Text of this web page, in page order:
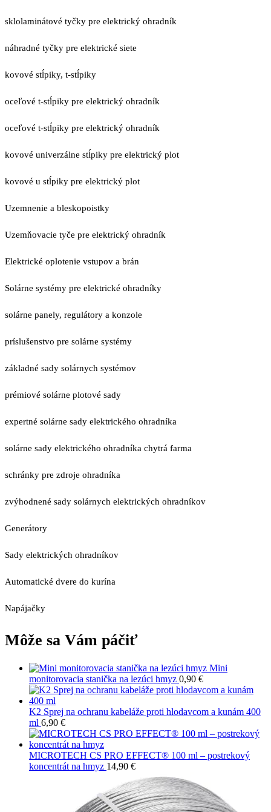
sklolaminátové tyčky pre elektrický ohradník
náhradné tyčky pre elektrické siete
kovové stĺpiky, t-stĺpiky
oceľové t-stĺpiky pre elektrický ohradník
oceľové t-stĺpiky pre elektrický ohradník
kovové univerzálne stĺpiky pre elektrický plot
kovové u stĺpiky pre elektrický plot
Uzemnenie a bleskopoistky
Uzemňovacie tyče pre elektrický ohradník
Elektrické oplotenie vstupov a brán
Solárne systémy pre elektrické ohradníky
solárne panely, regulátory a konzole
príslušenstvo pre solárne systémy
základné sady solárnych systémov
prémiové solárne plotové sady
expertné solárne sady elektrického ohradníka
solárne sady elektrického ohradníka chytrá farma
schránky pre zdroje ohradníka
zvýhodnené sady solárnych elektrických ohradníkov
Generátory
Sady elektrických ohradníkov
Automatické dvere do kurína
Napájačky
Môže sa Vám páčiť
Mini
monitorovacia stanička na lezúci hmyz 0,90 €
K2 Sprej na ochranu kabeláže proti hlodavcom a kunám 400
ml 6,90 €
MICROTECH CS PRO EFFECT® 100 ml – postrekový
koncentrát na hmyz 14,90 €